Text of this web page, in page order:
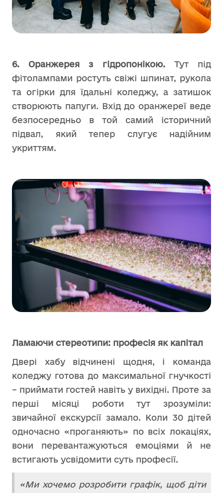
6. Оранжерея з гідропонікою. Тут під
фітолампами ростуть свіжі шпинат, рукола
та огірки для їдальні коледжу, а затишок
створюють папуги. Вхід до оранжереї веде
безпосередньо в той самий історичний
підвал, який тепер слугує надійним
укриттям.
Ламаючи стереотипи: професія як капітал
Двері хабу відчинені щодня, і команда
коледжу готова до максимальної гнучкості
– приймати гостей навіть у вихідні. Проте за
перші місяці роботи тут зрозуміли:
звичайної екскурсії замало. Коли 30 дітей
одночасно «проганяють» по всіх локаціях,
вони перевантажуються емоціями й не
встигають усвідомити суть професії.
«Ми хочемо розробити графік, щоб діти